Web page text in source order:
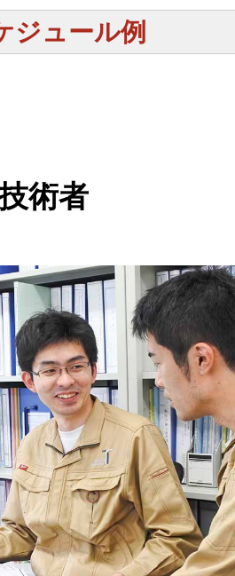
ジュール例
(データ整理・解
た図面の作成など)
昼食
午前中の内業の続
退社
術者